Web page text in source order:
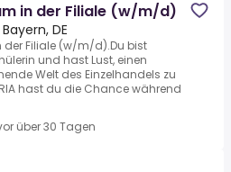
in der Filiale (w/m/d)
DE
der Filiale (w/m/d).Du bist
und hast Lust, einen
Welt des Einzelhandels zu
hast du die Chance während
über 30 Tagen